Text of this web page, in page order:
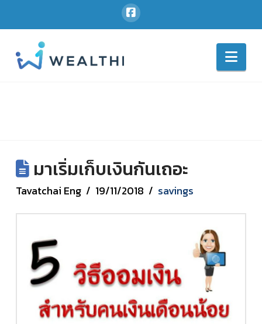
มาเริ่มเก็บเงินกันเถอะ
Tavatchai Eng 19/11/2018 savings